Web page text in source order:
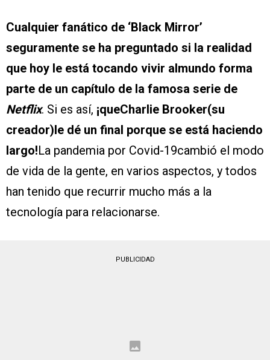
Cualquier fanático de ‘Black Mirror’
seguramente se ha preguntado si la realidad
que hoy le está tocando vivir almundo forma
parte de un capítulo de la famosa serie de
Netflix. Si es así, ¡queCharlie Brooker(su
creador)le dé un final porque se está haciendo
largo!La pandemia por Covid-19cambió el modo
de vida de la gente, en varios aspectos, y todos
han tenido que recurrir mucho más a la
tecnología para relacionarse.
PUBLICIDAD